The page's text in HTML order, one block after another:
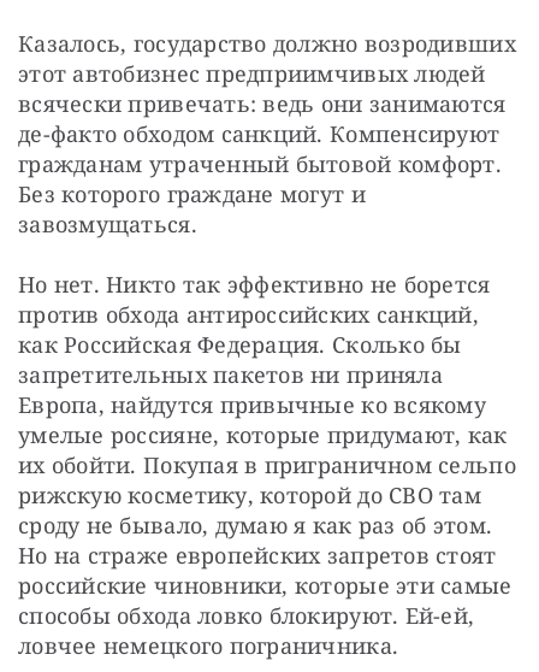
Казалось, государство должно возродивших
этот автобизнес предприимчивых людей
всячески привечать: ведь они занимаются
де-факто обходом санкций. Компенсируют
гражданам утраченный бытовой комфорт.
Без которого граждане могут и
завозмущаться.
Но нет. Никто так эффективно не борется
против обхода антироссийских санкций,
как Российская Федерация. Сколько бы
запретительных пакетов ни приняла
Европа, найдутся привычные ко всякому
умелые россияне, которые придумают, как
их обойти. Покупая в приграничном сельпо
рижскую косметику, которой до СВО там
сроду не бывало, думаю я как раз об этом.
Но на страже европейских запретов стоят
российские чиновники, которые эти самые
способы обхода ловко блокируют. Ей-ей,
ловчее немецкого пограничника.